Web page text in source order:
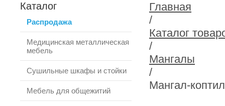
Каталог
Распродажа
Медицинская металлическая
мебель
Сушильные шкафы и стойки
Мебель для общежитий
Главная
/
Каталог
/
Мангалы
/
Мангал-